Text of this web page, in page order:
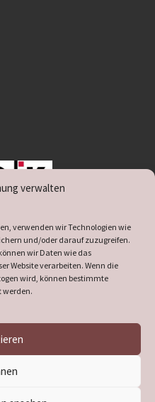
verwalten
verwenden wir Technologien wie
und/oder darauf zuzugreifen.
wir Daten wie das
Website verarbeiten. Wenn die
wird, können bestimmte
werden.
DÖ
Alle Rechte vorbehalten